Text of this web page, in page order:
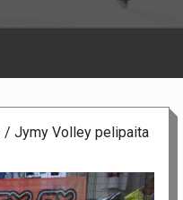
/ Jymy Volley pelipaita